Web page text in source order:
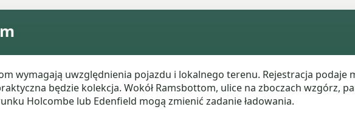
wymagają uwzględnienia pojazdu i lokalnego terenu. Rejestracja podaje
będzie kolekcja. Wokół Ramsbottom, ulice na zboczach wzgórz,
Holcombe lub Edenfield mogą zmienić zadanie ładowania.